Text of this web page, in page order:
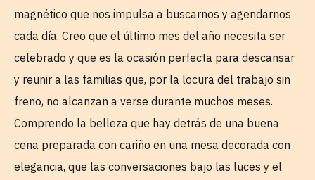
magnético que nos impulsa a buscarnos y agendarnos
cada día. Creo que el último mes del año necesita ser
celebrado y que es la ocasión perfecta para descansar
y reunir a las familias que, por la locura del trabajo sin
freno, no alcanzan a verse durante muchos meses.
Comprendo la belleza que hay detrás de una buena
cena preparada con cariño en una mesa decorada con
elegancia, que las conversaciones bajo las luces y el